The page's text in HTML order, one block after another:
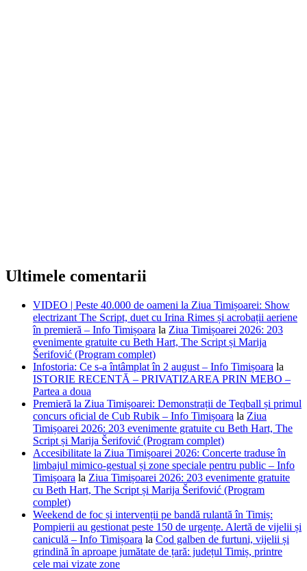
Ultimele comentarii
VIDEO | Peste 40.000 de oameni la Ziua Timișoarei: Show
electrizant The Script, duet cu Irina Rimes și acrobații aeriene
în premieră – Info Timișoara la Ziua Timișoarei 2026: 203
evenimente gratuite cu Beth Hart, The Script și Marija
Šerifović (Program complet)
Infostoria: Ce s-a întâmplat în 2 august – Info Timișoara la
ISTORIE RECENTĂ – PRIVATIZAREA PRIN MEBO –
Partea a doua
Premieră la Ziua Timișoarei: Demonstrații de Teqball și primul
concurs oficial de Cub Rubik – Info Timișoara la Ziua
Timișoarei 2026: 203 evenimente gratuite cu Beth Hart, The
Script și Marija Šerifović (Program complet)
Accesibilitate la Ziua Timișoarei 2026: Concerte traduse în
limbajul mimico-gestual și zone speciale pentru public – Info
Timișoara la Ziua Timișoarei 2026: 203 evenimente gratuite
cu Beth Hart, The Script și Marija Šerifović (Program
complet)
Weekend de foc și intervenții pe bandă rulantă în Timiș:
Pompierii au gestionat peste 150 de urgențe. Alertă de vijelii și
caniculă – Info Timișoara la Cod galben de furtuni, vijelii și
grindină în aproape jumătate de țară: județul Timiș, printre
cele mai vizate zone